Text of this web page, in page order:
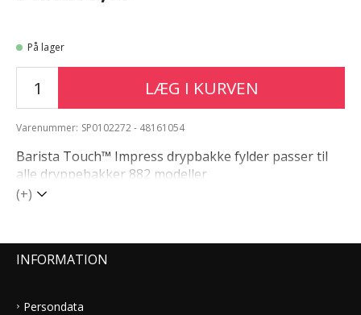
På lager
LÆG I KURVEN
Varenummer: SP0102272 - 48161054
Barista Touch™ Impress drypbakke fylder passer til
alle dryppebakker 882 modeller
(+)
INFORMATION
Persondata